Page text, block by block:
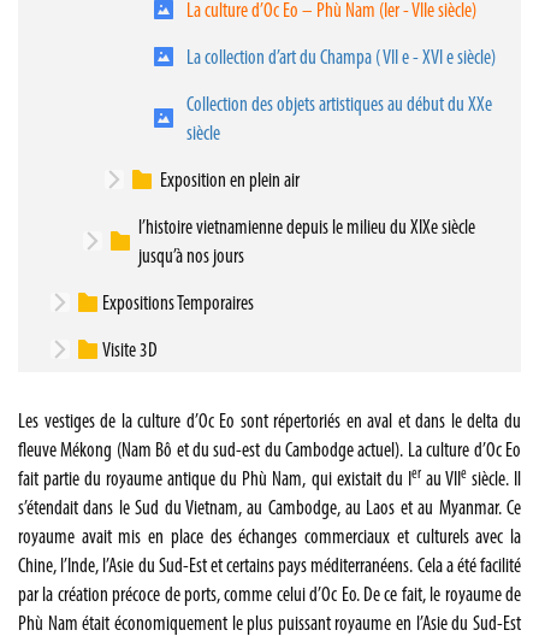
La culture d’Oc Eo – Phù Nam (Ier - VIIe siècle)
La collection d’art du Champa ( VII e - XVI e siècle)
Collection des objets artistiques au début du XXe
siècle
Exposition en plein air
l’histoire vietnamienne depuis le milieu du XIXe siècle
jusqu’à nos jours
Expositions Temporaires
Visite 3D
Les vestiges de la culture d’Oc Eo sont répertoriés en aval et dans le delta du
fleuve Mékong (Nam Bô et du sud-est du Cambodge actuel). La culture d’Oc Eo
fait partie du royaume antique du Phù Nam, qui existait du I er au VII esiècle. Il
s’étendait dans le Sud du Vietnam, au Cambodge, au Laos et au Myanmar. Ce
royaume avait mis en place des échanges commerciaux et culturels avec la
Chine, l’Inde, l’Asie du Sud-Est et certains pays méditerranéens. Cela a été facilité
par la création précoce de ports, comme celui d’Oc Eo. De ce fait, le royaume de
Phù Nam était économiquement le plus puissant royaume en l’Asie du Sud-Est